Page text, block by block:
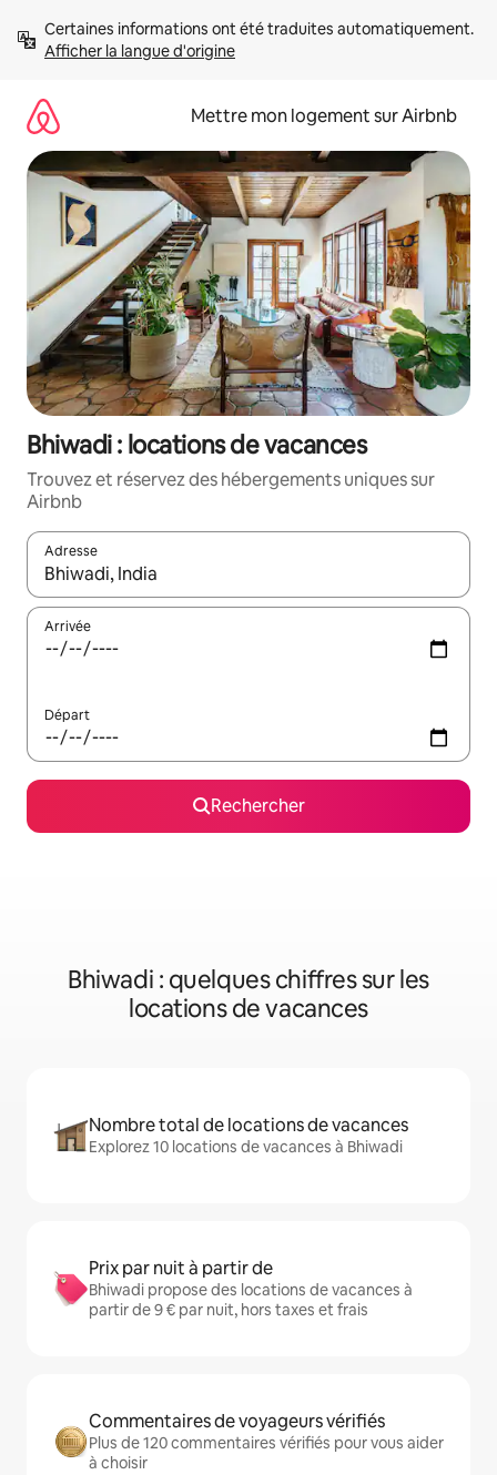
directement
Afficher la langue d'origine
Mettre mon logement sur Airbnb
Bhiwadi : locations de vacances
Trouvez et réservez des hébergements uniques sur
Airbnb
Adresse
Lorsque les résultats s'affichent, utilisez les flèches vers le
Arrivée
Départ
Rechercher
Bhiwadi : quelques chiffres sur les
locations de vacances
Nombre total de locations de vacances
Explorez 10 locations de vacances à Bhiwadi
Prix par nuit à partir de
Bhiwadi propose des locations de vacances à
partir de 9 € par nuit, hors taxes et frais
Commentaires de voyageurs vérifiés
Plus de 120 commentaires vérifiés pour vous aider
à choisir